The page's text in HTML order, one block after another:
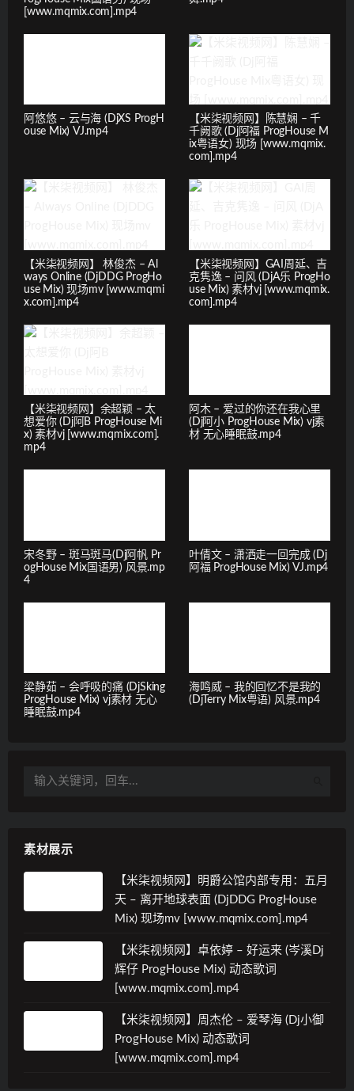
[www.mqmix.com].mp4
阿悠悠 – 云与海 (DjXS ProgH
ouse Mix) VJ.mp4
【米柒视频网】陈慧娴 – 千
千阙歌 (Dj阿福 ProgHouse M
ix粤语女) 现场 [www.mqmix.
com].mp4
【米柒视频网】 林俊杰 – Al
ways Online (DjDDG ProgHo
use Mix) 现场mv [www.mqmi
x.com].mp4
【米柒视频网】GAI周延、吉
克隽逸 – 问风 (DjA乐 ProgHo
use Mix) 素材vj [www.mqmix.
com].mp4
【米柒视频网】余超颖 – 太
想爱你 (Dj阿B ProgHouse Mi
x) 素材vj [www.mqmix.com].
mp4
阿木 – 爱过的你还在我心里
(Dj阿小 ProgHouse Mix) vj素
材 无心睡眠鼓.mp4
宋冬野 – 斑马斑马(Dj阿帆 Pr
ogHouse Mix国语男) 风景.mp
4
叶倩文 – 潇洒走一回完成 (Dj
阿福 ProgHouse Mix) VJ.mp4
梁静茹 – 会呼吸的痛 (DjSking
ProgHouse Mix) vj素材 无心
睡眠鼓.mp4
海鸣威 – 我的回忆不是我的
(DjTerry Mix粤语) 风景.mp4
素材展示
【米柒视频网】明爵公馆内部专用：五月
天 – 离开地球表面 (DjDDG ProgHouse
Mix) 现场mv [www.mqmix.com].mp4
【米柒视频网】卓依婷 – 好运来 (岑溪Dj
辉仔 ProgHouse Mix) 动态歌词
[www.mqmix.com].mp4
【米柒视频网】周杰伦 – 爱琴海 (Dj小御
ProgHouse Mix) 动态歌词
[www.mqmix.com].mp4